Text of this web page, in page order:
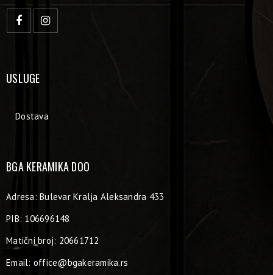
USLUGE
Dostava
BGA KERAMIKA DOO
Adresa: Bulevar Kralja Aleksandra 433
PIB: 106696148
Matični broj: 20661712
Email: office@bgakeramika.rs